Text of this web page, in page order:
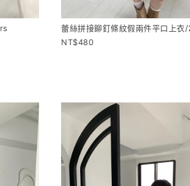
蕾絲拼接鉚釘條紋假兩件平口上衣
480